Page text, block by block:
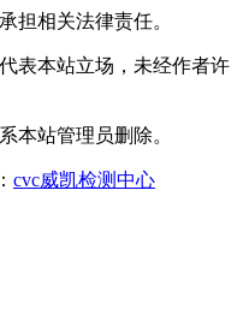
担相关法律责任。
表本站立场，未经作者许
本站管理员删除。
cvc威凯检测中心